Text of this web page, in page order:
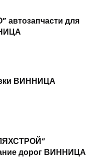
для
ВИННИЦА
дорог ВИННИЦА